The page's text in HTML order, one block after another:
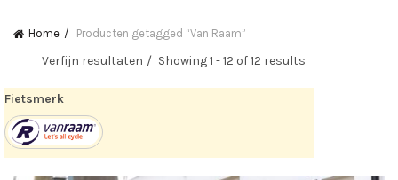
Home Producten getagged “Van Raam”
Verfijn resultaten Showing 1 - 12 of 12 results
Fietsmerk